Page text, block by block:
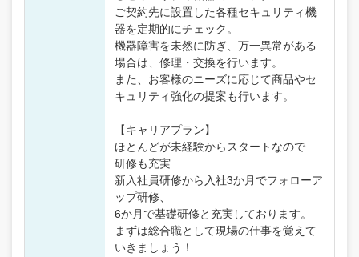
ご契約先に設置した各種セキュリティ機
器を定期的にチェック。
機器障害を未然に防ぎ、万一異常がある
場合は、修理・交換を行います。
また、お客様のニーズに応じて商品やセ
キュリティ強化の提案も行います。
【キャリアプラン】
ほとんどが未経験からスタートなので
研修も充実
新入社員研修から入社3か月でフォローア
ップ研修、
6か月で基礎研修と充実しております。
まずは総合職として現場の仕事を覚えて
いきましょう！